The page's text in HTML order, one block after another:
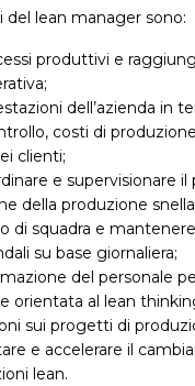
del lean manager sono:
produttivi e
dell’azienda in
costi di
clienti;
e supervisionare il
della produzione
di squadra e
su base giornaliera;
del personale
orientata al lean
sui progetti di
e accelerare il
lean.